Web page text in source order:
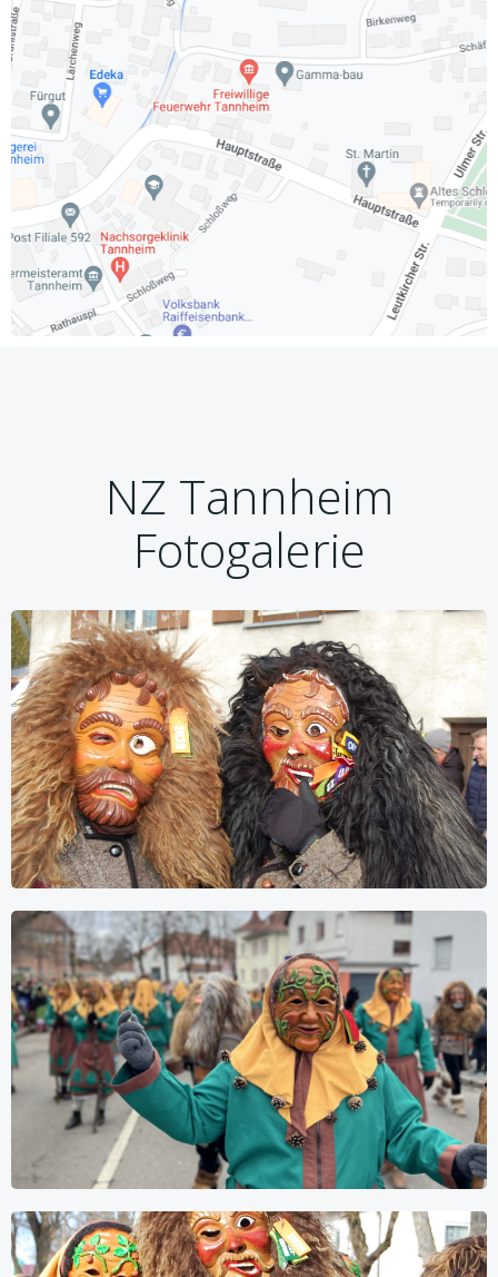
NZ Tannheim
Fotogalerie